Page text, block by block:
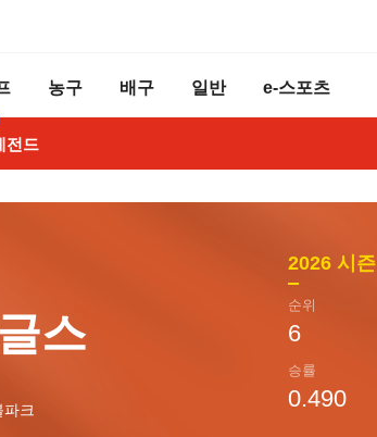
농구 배구 일반 e-스포츠
전드
스
크
2026 시즌
순위
6
승률
0.490